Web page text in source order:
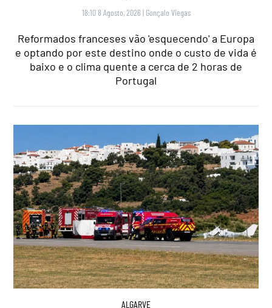
18:10 8 Agosto, 2026 | Gonçalo Viegas
Reformados franceses vão 'esquecendo' a Europa
e optando por este destino onde o custo de vida é
baixo e o clima quente a cerca de 2 horas de
Portugal
ALGARVE